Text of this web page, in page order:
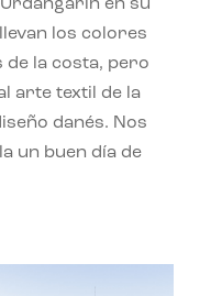
en su
los colores
la costa, pero
arte textil de la
danés. Nos
un buen día de